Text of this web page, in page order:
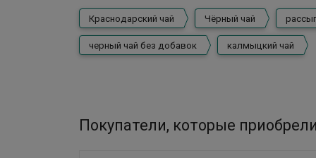
Краснодарский чай Чёрный чай
черный чай без добавок калмыцкий чай
Покупатели, которые